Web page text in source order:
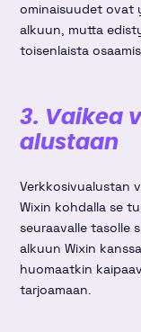
ominaisuudet ovat
alkuun, mutta
toisenlaista
3. Vaikea
alustaan
Verkkosivualustan
Wixin kohdalla se
seuraavalle tasolle
alkuun Wixin
huomaatkin
tarjoamaan.